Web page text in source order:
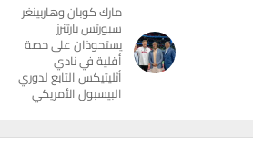
مارك كوبان وهاربينغر
سبورتس بارتنرز
يستحوذان على حصة
أقلية في نادي
أثليتيكس التابع لدوري
البيسبول الأمريكي